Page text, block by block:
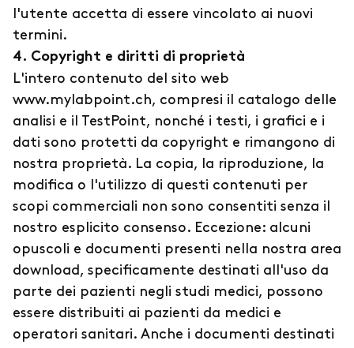
l'utente accetta di essere vincolato ai nuovi
termini.
4. Copyright e diritti di proprietà
L'intero contenuto del sito web
www.mylabpoint.ch, compresi il catalogo delle
analisi e il TestPoint, nonché i testi, i grafici e i
dati sono protetti da copyright e rimangono di
nostra proprietà. La copia, la riproduzione, la
modifica o l'utilizzo di questi contenuti per
scopi commerciali non sono consentiti senza il
nostro esplicito consenso. Eccezione: alcuni
opuscoli e documenti presenti nella nostra area
download, specificamente destinati all'uso da
parte dei pazienti negli studi medici, possono
essere distribuiti ai pazienti da medici e
operatori sanitari. Anche i documenti destinati